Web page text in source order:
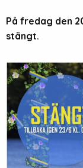
På fredag den
stängt.